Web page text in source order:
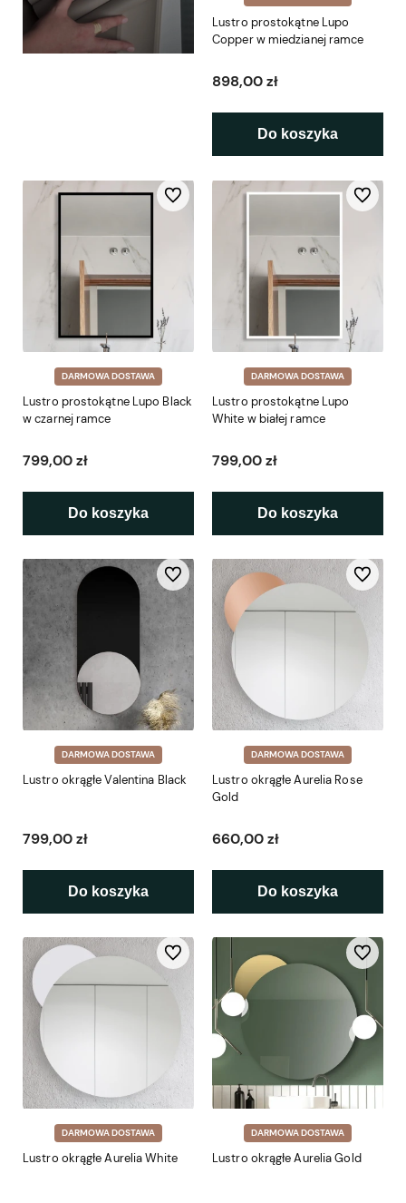
Lustro prostokątne Lupo
Copper w miedzianej ramce
898,00 zł
Do koszyka
DARMOWA DOSTAWA
Lustro prostokątne Lupo Black
w czarnej ramce
799,00 zł
Do koszyka
Do ulubionych
DARMOWA DOSTAWA
Lustro prostokątne Lupo
White w białej ramce
799,00 zł
Do koszyka
Do
DARMOWA DOSTAWA
Lustro okrągłe Valentina Black
799,00 zł
Do koszyka
Do ulubionych
DARMOWA DOSTAWA
Lustro okrągłe Aurelia Rose
Gold
660,00 zł
Do koszyka
Do
DARMOWA DOSTAWA
Lustro okrągłe Aurelia White
Do ulubionych
DARMOWA DOSTAWA
Lustro okrągłe Aurelia Gold
Do